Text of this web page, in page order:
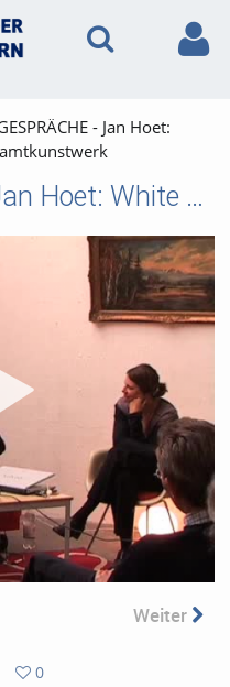
- Jan Hoet:
SILOGESPRÄCHE - Jan Hoet: White Cube - Das MARTa als Gesamtkunstwerk
Weiter
0